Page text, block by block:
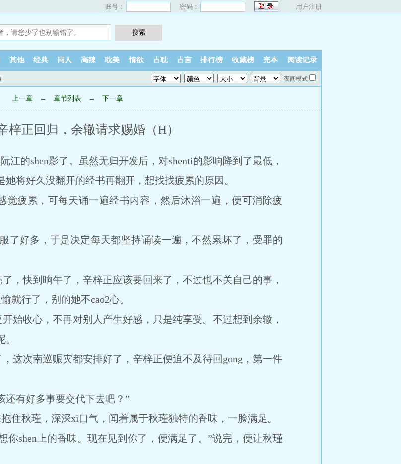
账号： 密码： 用户注册
其他 经典 同人 高辣 耽美 情欲 古耽 古言 排行榜 收藏榜 完本 阅读记录
夜间模式
上一章 ← 章节列表 → 下一章
梓正回归，余辙请求赐婚（H）
江的shen影了。虽然无归开发后，对shenti的影响降到了最低，
将好久没翻开的经书再翻开，想找找疲累的原因。
疲累，可每天诵一遍经书内容，然后沐浴一遍，便可消除疲
好多，于是决定每天都坚持诵读一遍，不然累坏了，受罪的
快到晌午了，辛梓正应该要回来了，不过也不关自己的事，
就行了，别的她不cao2心。
收心，不再对别人产生好感，只是纯享受。不过想到余辙，
次南巡赈灾都安排好了，辛梓正便迫不及待回gong，第一件
有好多事要交代下去吧？”
秋瑾，深深xi口气，闻着属于秋瑾独特的香味，一脸满足。
shen上的香味。现在见到你了，便满足了。”说完，便让秋瑾